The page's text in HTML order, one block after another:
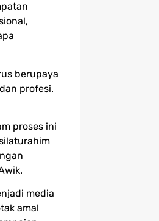
berupaya
profesi.
proses ini
media
amal